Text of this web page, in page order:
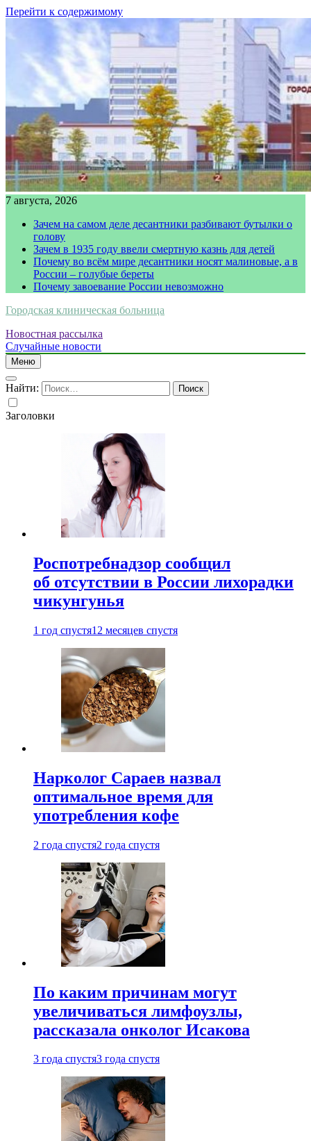
Перейти к содержимому
7 августа, 2026
Зачем на самом деле десантники разбивают бутылки о
голову
Зачем в 1935 году ввели смертную казнь для детей
Почему во всём мире десантники носят малиновые, а в
России – голубые береты
Почему завоевание России невозможно
Городская клиническая больница
Новостная рассылка
Случайные новости
Меню
Найти:
Заголовки
Роспотребнадзор сообщил
об отсутствии в России лихорадки
чикунгунья
1 год спустя12 месяцев спустя
Нарколог Сараев назвал
оптимальное время для
употребления кофе
2 года спустя2 года спустя
По каким причинам могут
увеличиваться лимфоузлы,
рассказала онколог Исакова
3 года спустя3 года спустя